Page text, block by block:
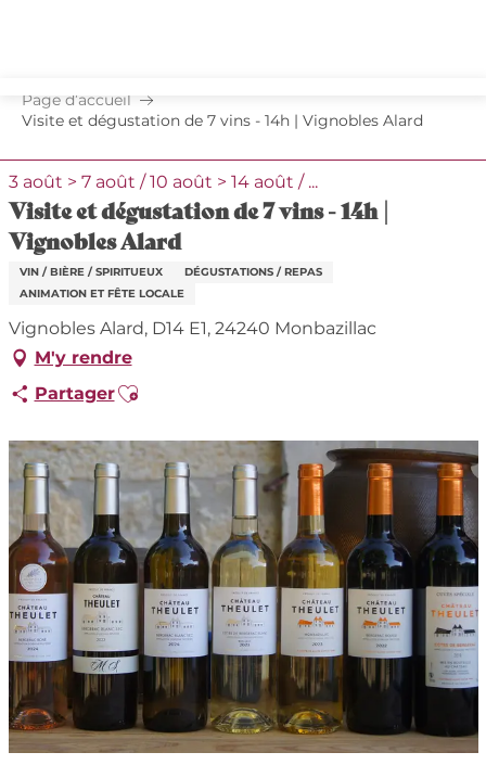
principal
Page d’accueil
Visite et dégustation de 7 vins - 14h | Vignobles Alard
3 août > 7 août / 10 août > 14 août / ...
Visite et dégustation de 7 vins - 14h |
Vignobles Alard
VIN / BIÈRE / SPIRITUEUX
DÉGUSTATIONS / REPAS
ANIMATION ET FÊTE LOCALE
Vignobles Alard, D14 E1, 24240 Monbazillac
M'y rendre
PartagerAjouter aux favoris